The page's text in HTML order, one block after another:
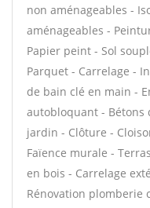
non aménageables -
aménageables -
Papier peint - Sol
Parquet - Carrelage -
de bain clé en main -
autobloquant - Bétons
jardin - Clôture -
Faïence murale -
en bois - Carrelage
Rénovation plomberie